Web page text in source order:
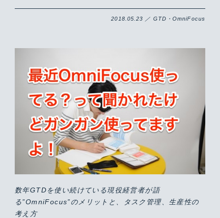
2018.05.23 ／ GTD・OmniFocus
数年GTDを使い続けている現役経営者が語
る”OmniFocus”のメリットと、タスク管理、生産性の
考え方